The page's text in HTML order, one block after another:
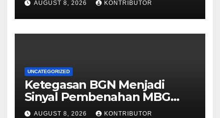
AUGUST 8, 2026 KONTRIBUTOR
UNCATEGORIZED
Ketegasan BGN Menjadi
Sinyal Pembenahan MBG
Berjalan Lebih Serius
AUGUST 8, 2026 KONTRIBUTOR